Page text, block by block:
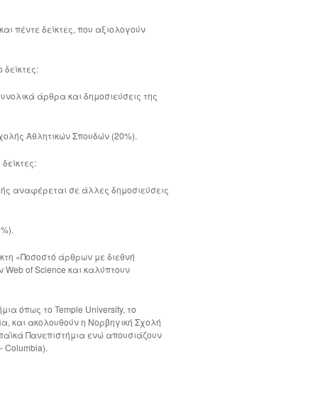
πέντε δείκτες, που αξιολογούν
άρθρα και δημοσιεύσεις της
Αθλητικών Σπουδών (20%).
αναφέρεται σε άλλες δημοσιεύσεις
«Ποσοστό άρθρων με διεθνή
of Science και καλύπτουν
όπως το Temple University, το
και ακολουθούν η Νορβηγική Σχολή
Πανεπιστήμια ενώ απουσιάζουν
Columbia).